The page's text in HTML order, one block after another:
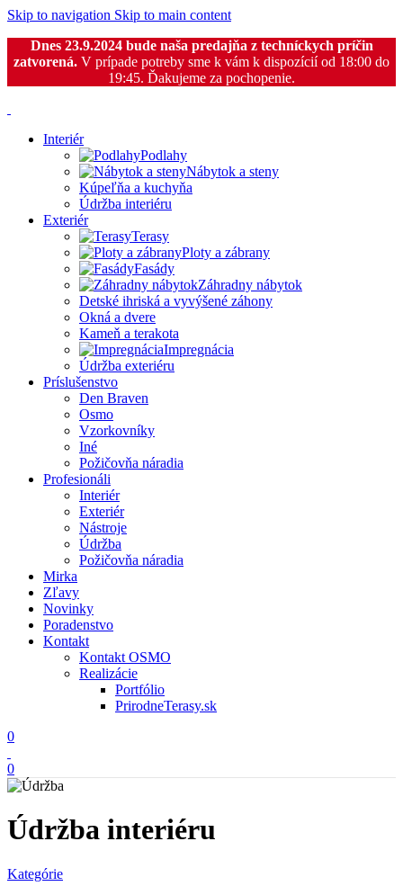
Skip to navigation Skip to main content
Dnes 23.9.2024 bude naša predajňa z techníckych príčin
zatvorená. V prípade potreby sme k vám k dispozícií od 18:00 do
19:45. Ďakujeme za pochopenie.
Interiér
Podlahy
Nábytok a steny
Kúpeľňa a kuchyňa
Údržba interiéru
Exteriér
Terasy
Ploty a zábrany
Fasády
Záhradny nábytok
Detské ihriská a vyvýšené záhony
Okná a dvere
Kameň a terakota
Impregnácia
Údržba exteriéru
Príslušenstvo
Den Braven
Osmo
Vzorkovníky
Iné
Požičovňa náradia
Profesionáli
Interiér
Exteriér
Nástroje
Údržba
Požičovňa náradia
Mirka
Zľavy
Novinky
Poradenstvo
Kontakt
Kontakt OSMO
Realizácie
Portfólio
PrirodneTerasy.sk
0
0
Údržba interiéru
Kategórie